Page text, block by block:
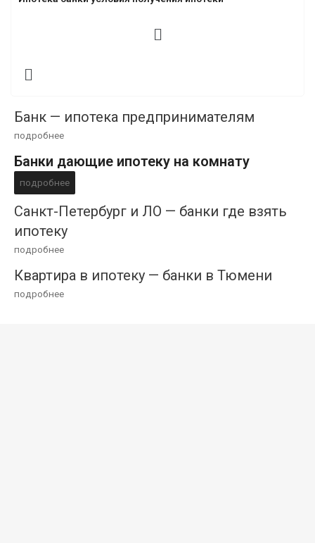
Банк — ипотека предпринимателям
подробнее
Банки дающие ипотеку на комнату
подробнее
Санкт-Петербург и ЛО — банки где взять
ипотеку
подробнее
Квартира в ипотеку — банки в Тюмени
подробнее